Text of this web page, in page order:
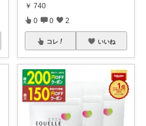
￥ 740
0 0 2
コレ いいね